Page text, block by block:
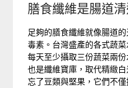
膳食纖維是腸道
足夠的膳食纖維就像腸道
毒素。台灣盛產的各式蔬
每天至少攝取三份蔬菜兩
也是纖維寶庫，取代精緻
忘了豆類與堅果，它們不